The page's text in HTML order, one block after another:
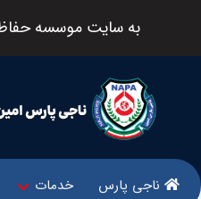
به سایت موسسه
ناجی پارس خدمات